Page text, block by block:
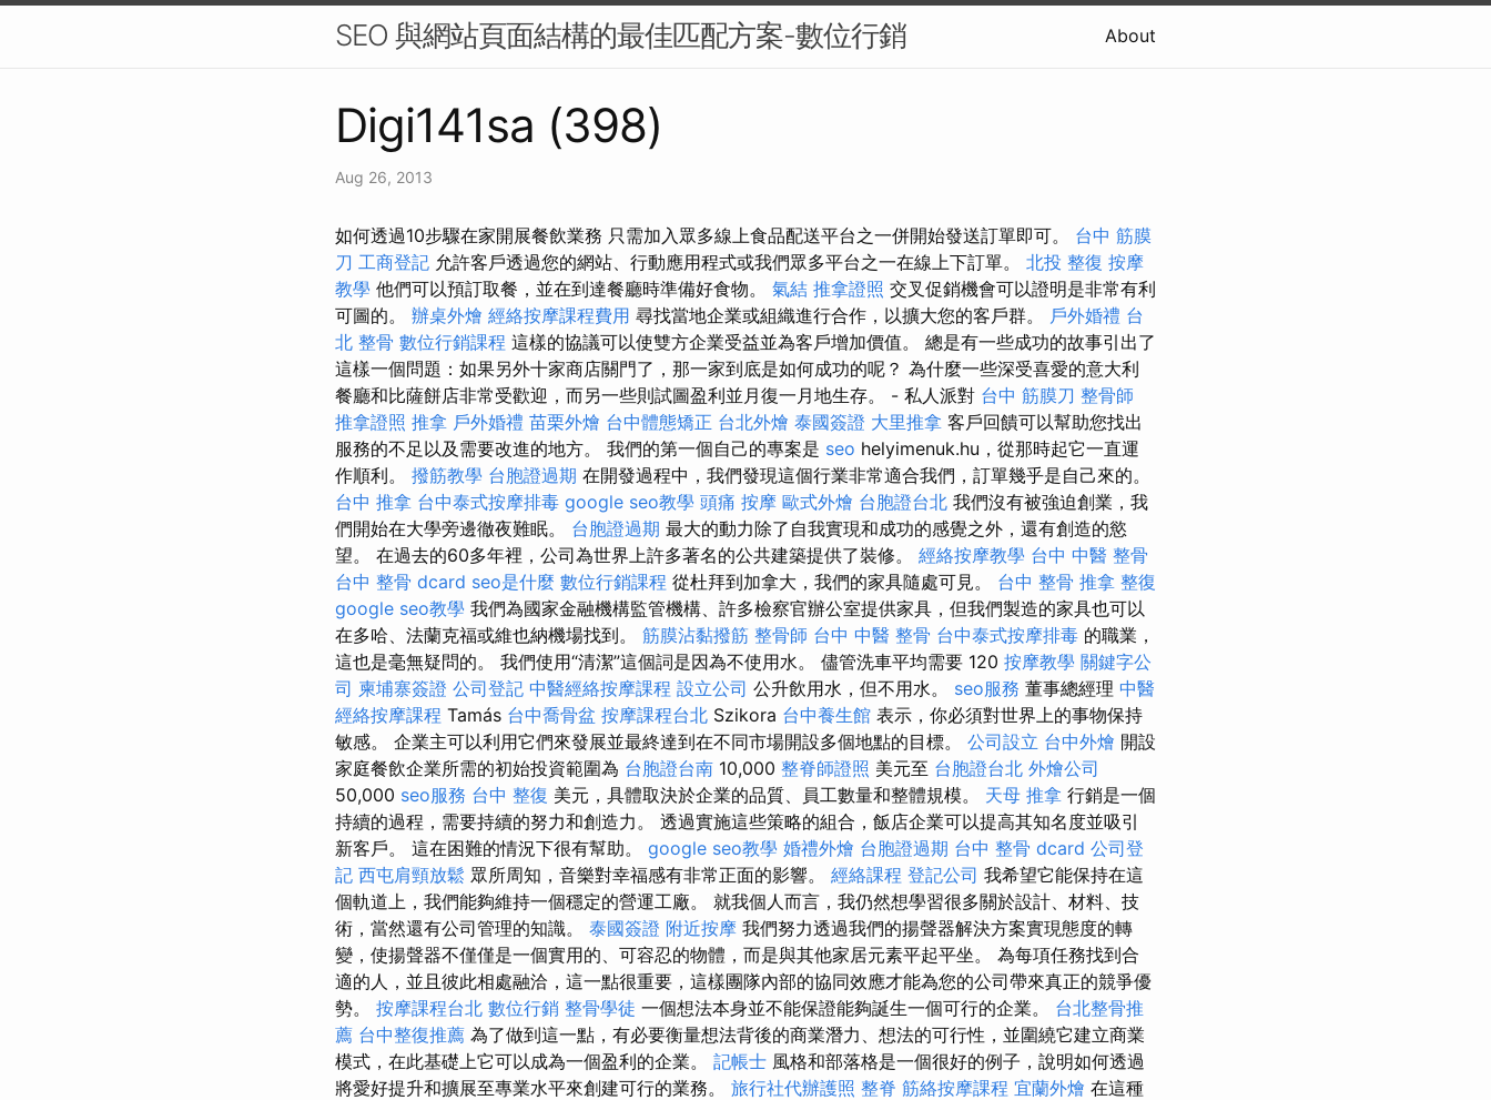
SEO 與網站頁面結構的最佳匹配方案-數位行銷 About
Digi141sa (398)
Aug 26, 2013
如何透過10步驟在家開展餐飲業務 只需加入眾多線上食品配送平台之一併開始發送訂單即可。 台中 筋膜
刀 工商登記 允許客戶透過您的網站、行動應用程式或我們眾多平台之一在線上下訂單。 北投 整復 按摩
教學 他們可以預訂取餐，並在到達餐廳時準備好食物。 氣結 推拿證照 交叉促銷機會可以證明是非常有利
可圖的。 辦桌外燴 經絡按摩課程費用 尋找當地企業或組織進行合作，以擴大您的客戶群。 戶外婚禮 台
北 整骨 數位行銷課程 這樣的協議可以使雙方企業受益並為客戶增加價值。 總是有一些成功的故事引出了
這樣一個問題：如果另外十家商店關門了，那一家到底是如何成功的呢？ 為什麼一些深受喜愛的意大利
餐廳和比薩餅店非常受歡迎，而另一些則試圖盈利並月復一月地生存。 - 私人派對 台中 筋膜刀 整骨師
推拿證照 推拿 戶外婚禮 苗栗外燴 台中體態矯正 台北外燴 泰國簽證 大里推拿 客戶回饋可以幫助您找出
服務的不足以及需要改進的地方。 我們的第一個自己的專案是 seo helyimenuk.hu，從那時起它一直運
作順利。 撥筋教學 台胞證過期 在開發過程中，我們發現這個行業非常適合我們，訂單幾乎是自己來的。
台中 推拿 台中泰式按摩排毒 google seo教學 頭痛 按摩 歐式外燴 台胞證台北 我們沒有被強迫創業，我
們開始在大學旁邊徹夜難眠。 台胞證過期 最大的動力除了自我實現和成功的感覺之外，還有創造的慾
望。 在過去的60多年裡，公司為世界上許多著名的公共建築提供了裝修。 經絡按摩教學 台中 中醫 整骨
台中 整骨 dcard seo是什麼 數位行銷課程 從杜拜到加拿大，我們的家具隨處可見。 台中 整骨 推拿 整復
google seo教學 我們為國家金融機構監管機構、許多檢察官辦公室提供家具，但我們製造的家具也可以
在多哈、法蘭克福或維也納機場找到。 筋膜沾黏撥筋 整骨師 台中 中醫 整骨 台中泰式按摩排毒 的職業，
這也是毫無疑問的。 我們使用“清潔”這個詞是因為不使用水。 儘管洗車平均需要 120 按摩教學 關鍵字公
司 柬埔寨簽證 公司登記 中醫經絡按摩課程 設立公司 公升飲用水，但不用水。 seo服務 董事總經理 中醫
經絡按摩課程 Tamás 台中喬骨盆 按摩課程台北 Szikora 台中養生館 表示，你必須對世界上的事物保持
敏感。 企業主可以利用它們來發展並最終達到在不同市場開設多個地點的目標。 公司設立 台中外燴 開設
家庭餐飲企業所需的初始投資範圍為 台胞證台南 10,000 整脊師證照 美元至 台胞證台北 外燴公司
50,000 seo服務 台中 整復 美元，具體取決於企業的品質、員工數量和整體規模。 天母 推拿 行銷是一個
持續的過程，需要持續的努力和創造力。 透過實施這些策略的組合，飯店企業可以提高其知名度並吸引
新客戶。 這在困難的情況下很有幫助。 google seo教學 婚禮外燴 台胞證過期 台中 整骨 dcard 公司登
記 西屯肩頸放鬆 眾所周知，音樂對幸福感有非常正面的影響。 經絡課程 登記公司 我希望它能保持在這
個軌道上，我們能夠維持一個穩定的營運工廠。 就我個人而言，我仍然想學習很多關於設計、材料、技
術，當然還有公司管理的知識。 泰國簽證 附近按摩 我們努力透過我們的揚聲器解決方案實現態度的轉
變，使揚聲器不僅僅是一個實用的、可容忍的物體，而是與其他家居元素平起平坐。 為每項任務找到合
適的人，並且彼此相處融洽，這一點很重要，這樣團隊內部的協同效應才能為您的公司帶來真正的競爭優
勢。 按摩課程台北 數位行銷 整骨學徒 一個想法本身並不能保證能夠誕生一個可行的企業。 台北整骨推
薦 台中整復推薦 為了做到這一點，有必要衡量想法背後的商業潛力、想法的可行性，並圍繞它建立商業
模式，在此基礎上它可以成為一個盈利的企業。 記帳士 風格和部落格是一個很好的例子，說明如何透過
將愛好提升和擴展至專業水平來創建可行的業務。 旅行社代辦護照 整脊 筋絡按摩課程 宜蘭外燴 在這種